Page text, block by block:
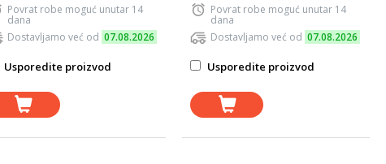
Povrat robe moguć unutar 14
dana
Dostavljamo već od 07.08.2026
Usporedite proizvod
Povrat robe moguć unutar 14
dana
Dostavljamo već od 07.08.2026
Usporedite proizvod